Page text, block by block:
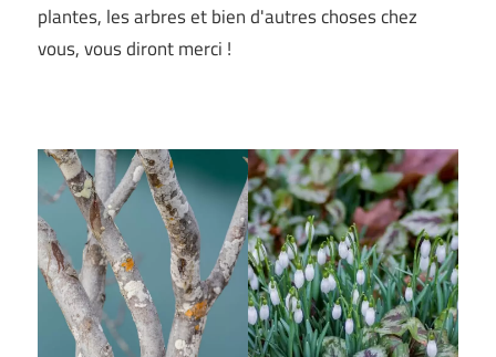
plantes, les arbres et bien d'autres choses chez
vous, vous diront merci !